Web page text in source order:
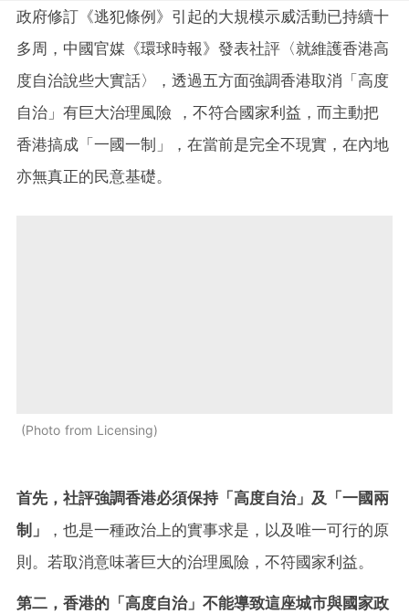
政府修訂《逃犯條例》引起的大規模示威活動已持續十
多周， 中國官媒《環球時報》發表社評 〈就維護香港高
度自治說些大實話〉，透過五方面強調香港取消「高度
自治」有巨大治理風險 ，不符合國家利益，而主動把
香港搞成「一國一制」，在當前是完全不現實，在內地
亦無真正的民意基礎。
Photo from Licensing
首先，社評強調香港必須保持「高度自治」及「一國兩
制」
，也是一種政治上的實事求是，以及唯一可行的原
則。若取消意味著巨大的治理風險，不符國家利益。
第二，香港的「高度自治」不能導致這座城市與國家政